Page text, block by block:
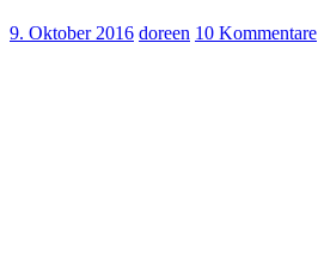
9. Oktober 2016 doreen 10 Kommentare